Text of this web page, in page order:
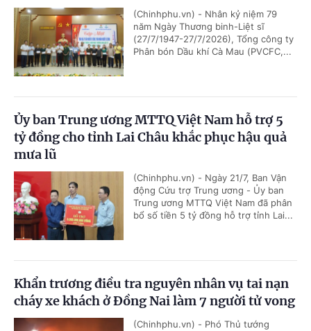
(Chinhphu.vn) - Nhân kỷ niệm 79
năm Ngày Thương binh-Liệt sĩ
(27/7/1947-27/7/2026), Tổng công ty
Phân bón Dầu khí Cà Mau (PVCFC,...
Ủy ban Trung ương MTTQ Việt Nam hỗ trợ 5
tỷ đồng cho tỉnh Lai Châu khắc phục hậu quả
mưa lũ
(Chinhphu.vn) - Ngày 21/7, Ban Vận
động Cứu trợ Trung ương - Ủy ban
Trung ương MTTQ Việt Nam đã phân
bổ số tiền 5 tỷ đồng hỗ trợ tỉnh Lai...
Khẩn trương điều tra nguyên nhân vụ tai nạn
cháy xe khách ở Đồng Nai làm 7 người tử vong
(Chinhphu.vn) - Phó Thủ tướng